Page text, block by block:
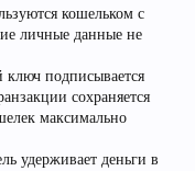
кошельком с
личные данные не
подписывается
сохраняется
максимально
удерживает деньги в